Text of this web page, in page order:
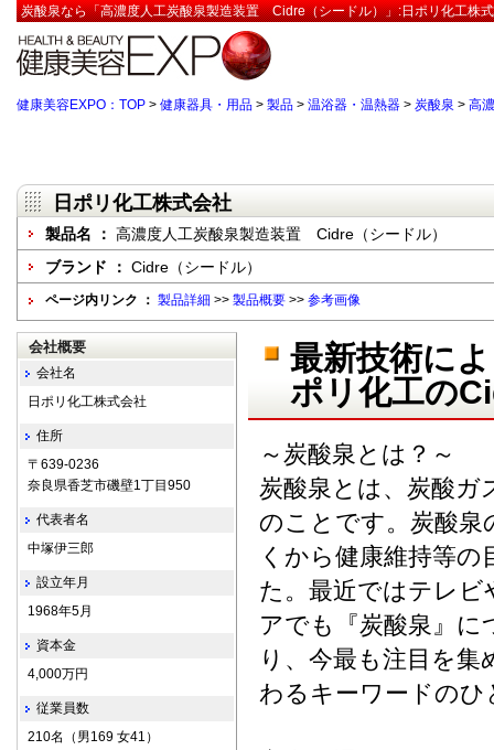
炭酸泉なら「高濃度人工炭酸泉製造装置 Cidre（シードル）」:日ポリ化工株
健康美容EXPO：TOP > 健康器具・用品 > 製品 > 温浴器・温熱器 > 炭酸泉 > 高
日ポリ化工株式会社
製品名 ： 高濃度人工炭酸泉製造装置 Cidre（シードル）
ブランド ： Cidre（シードル）
ページ内リンク ： 製品詳細 >> 製品概要 >> 参考画像
最新技術に
ポリ化工の
～炭酸泉とは？～
炭酸泉とは、炭酸ガ
のことです。炭酸泉
くから健康維持等
た。最近ではテレ
アでも『炭酸泉』
り、今最も注目を集
わるキーワードのひ
会社概要
会社名
日ポリ化工株式会社
住所
〒639-0236
奈良県香芝市磯壁1丁目950
代表者名
中塚伊三郎
設立年月
1968年5月
資本金
4,000万円
従業員数
210名（男169 女41）